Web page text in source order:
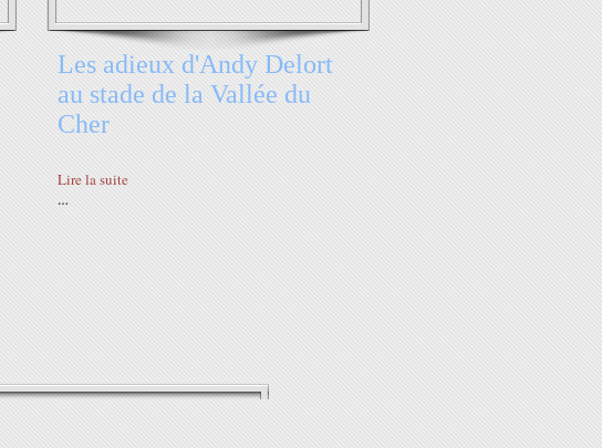
Les adieux d'Andy Delort
au stade de la Vallée du
Cher
Lire la suite
…